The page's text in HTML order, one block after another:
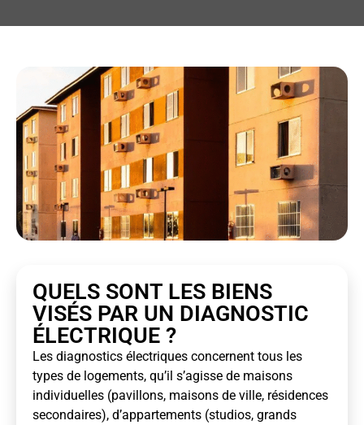
QUELS SONT LES BIENS
VISÉS PAR UN DIAGNOSTIC
ÉLECTRIQUE ?
Les diagnostics électriques concernent tous les
types de logements, qu’il s’agisse de maisons
individuelles (pavillons, maisons de ville, résidences
secondaires), d’appartements (studios, grands